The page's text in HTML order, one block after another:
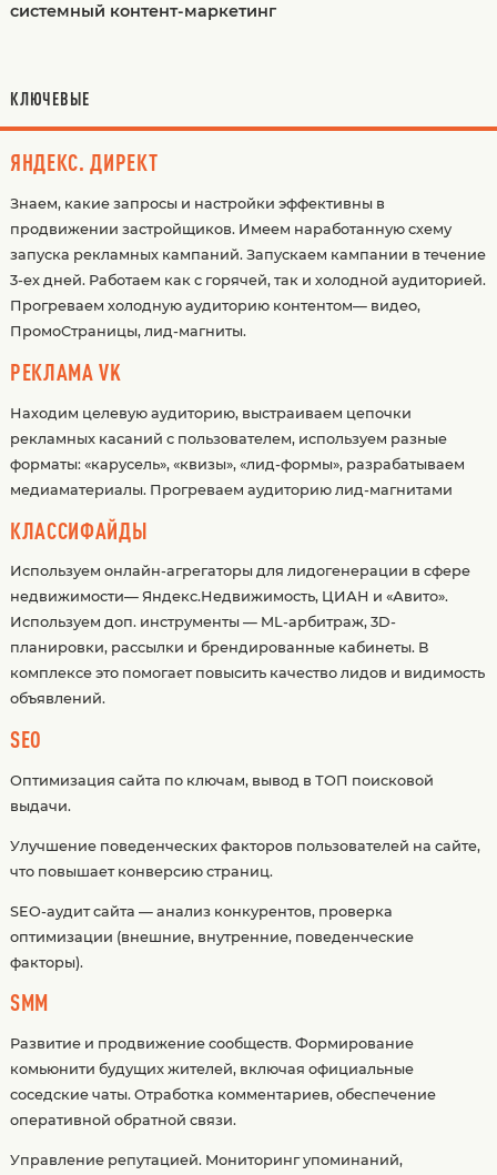
системный контент-маркетинг
КЛЮЧЕВЫЕ
ЯНДЕКС. ДИРЕКТ
Знаем, какие запросы и настройки эффективны в
продвижении застройщиков. Имеем наработанную схему
запуска рекламных кампаний. Запускаем кампании в течение
3-ех дней. Работаем как с горячей, так и холодной аудиторией.
Прогреваем холодную аудиторию контентом— видео,
ПромоСтраницы, лид-магниты.
РЕКЛАМА VK
Находим целевую аудиторию, выстраиваем цепочки
рекламных касаний с пользователем, используем разные
форматы: «карусель», «квизы», «лид-формы», разрабатываем
медиаматериалы. Прогреваем аудиторию лид-магнитами
КЛАССИФАЙДЫ
Используем онлайн-агрегаторы для лидогенерации в сфере
недвижимости— Яндекс.Недвижимость, ЦИАН и «Авито».
Используем доп. инструменты — ML-арбитраж, 3D-
планировки, рассылки и брендированные кабинеты. В
комплексе это помогает повысить качество лидов и видимость
объявлений.
SEO
Оптимизация сайта по ключам, вывод в ТОП поисковой
выдачи.
Улучшение поведенческих факторов пользователей на сайте,
что повышает конверсию страниц.
SEO-аудит сайта — анализ конкурентов, проверка
оптимизации (внешние, внутренние, поведенческие
факторы).
SMM
Развитие и продвижение сообществ. Формирование
комьюнити будущих жителей, включая официальные
соседские чаты. Отработка комментариев, обеспечение
оперативной обратной связи.
Управление репутацией. Мониторинг упоминаний,